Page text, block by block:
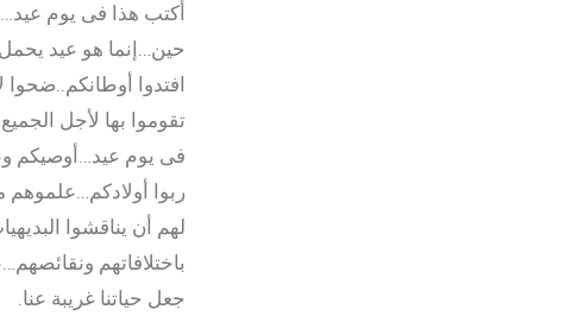
أكتب هذا فى يوم
حين…إنما هو عيد
افتدوا أوطانكم..ضحوا
تقوموا بها لأجل
فى يوم عيد…أوصيكم
ربوا أولادكم…علموهم
لهم أن يناقشوا
باختلافاتهم
جعل حياتنا غريبة عنا.